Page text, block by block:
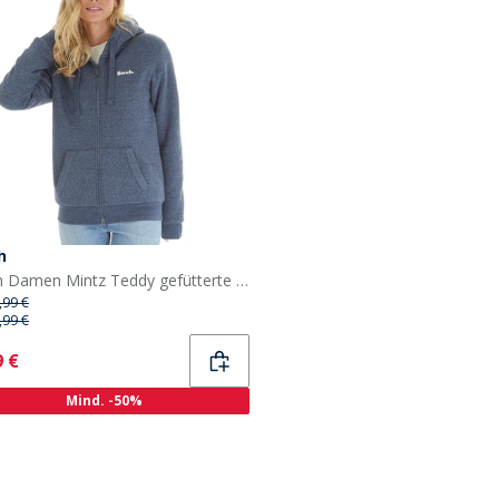
Bench Damen Mintz Teddy gefütterte Kapuzenjacke Navy Marl
€
€
€
Mind. -50%